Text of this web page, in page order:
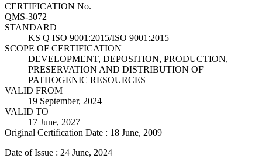
CERTIFICATION No.
QMS-3072
STANDARD
KS Q ISO 9001:2015/ISO 9001:2015
SCOPE OF CERTIFICATION
DEVELOPMENT, DEPOSITION, PRODUCTION,
PRESERVATION AND DISTRIBUTION OF
PATHOGENIC RESOURCES
VALID FROM
19 September, 2024
VALID TO
17 June, 2027
Original Certification Date : 18 June, 2009
Date of Issue : 24 June, 2024